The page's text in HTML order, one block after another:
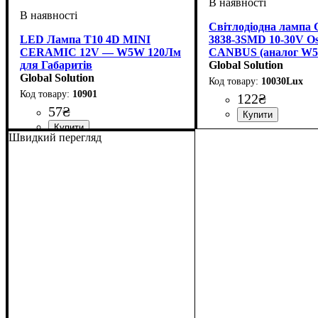
LED Лампа T10 4D MINI
CERAMIC 12V — W5W 120Лм
для Габаритів
Global Solution
10901
57₴
Призначення лампи
Колір:: Білий
Напруга, V: 10-15V
Кількість в упаковці
Світлодіодна лампа
3838-3SMD 10-30V
CANBUS (аналог
gs.kh.ua
Global Solution
10030Lux
122₴
Призначення лампи:
Колір:: Білий
Тип світлодіодного
Кількість світлодіодів
Напруга, V: 10-30V
Світловий потік, LM:
Кольорова
Обманка (CANBUS):
Кількість в упаковці:
Швидкий перегляд